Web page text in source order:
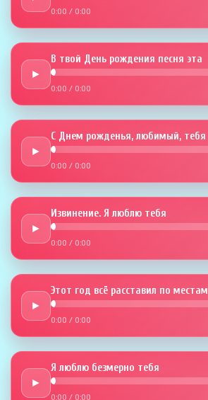
0:00 / 0:00
►
В твой День рождения песня эта
0:00 / 0:00
►
С Днем рожденья, любимый, тебя
0:00 / 0:00
►
Извинение. Я люблю тебя
0:00 / 0:00
►
Этот год всё расставил по местам
0:00 / 0:00
►
Я люблю безмерно тебя
0:00 / 0:00